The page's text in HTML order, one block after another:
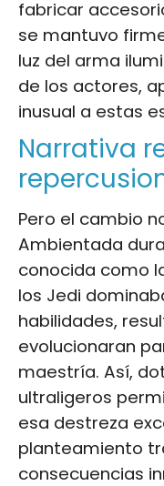
fabricar
se mantuvo
luz del arma
de los actores,
inusual a estas
Narrativa
Pero el cambio
Ambientada
conocida como
los Jedi
habilidades,
evolucionaran
maestría. Así,
ultraligeros
esa destreza
planteamiento
consecuencias